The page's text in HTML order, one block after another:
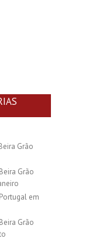
Grão
Grão
em
Grão